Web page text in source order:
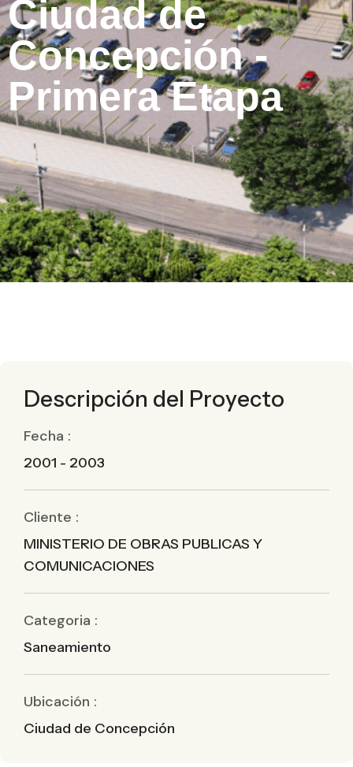
Ciudad de
Concepción -
Primera Etapa
Descripción del Proyecto
Fecha :
2001 - 2003
Cliente :
MINISTERIO DE OBRAS PUBLICAS Y
COMUNICACIONES
Categoria :
Saneamiento
Ubicación :
Ciudad de Concepción